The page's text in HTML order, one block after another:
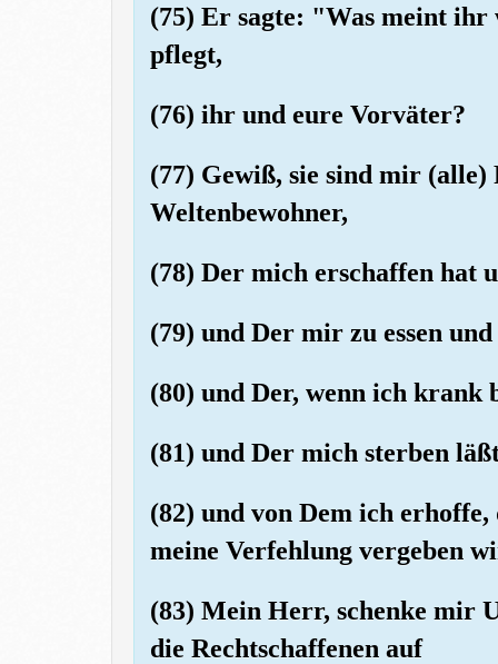
(75) Er sagte: "Was meint ihr
pflegt,
(76) ihr und eure Vorväter?
(77) Gewiß, sie sind mir
Weltenbewohner,
(78) Der mich erschaffen hat
(79) und Der mir zu essen
(80) und Der, wenn ich krank
(81) und Der mich sterben
(82) und von Dem ich
meine Verfehlung vergeben
(83) Mein Herr, schenke mir
die Rechtschaffenen auf